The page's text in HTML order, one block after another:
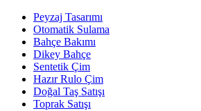
Peyzaj Tasarımı
Otomatik Sulama
Bahçe Bakımı
Dikey Bahçe
Sentetik Çim
Hazır Rulo Çim
Doğal Taş Satışı
Toprak Satışı